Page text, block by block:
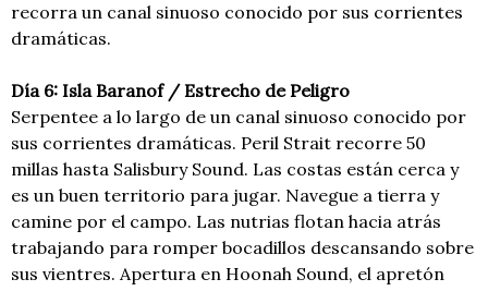
recorra un canal sinuoso conocido por sus corrientes
dramáticas.
Día 6: Isla Baranof / Estrecho de Peligro
Serpentee a lo largo de un canal sinuoso conocido por
sus corrientes dramáticas. Peril Strait recorre 50
millas hasta Salisbury Sound. Las costas están cerca y
es un buen territorio para jugar. Navegue a tierra y
camine por el campo. Las nutrias flotan hacia atrás
trabajando para romper bocadillos descansando sobre
sus vientres. Apertura en Hoonah Sound, el apretón